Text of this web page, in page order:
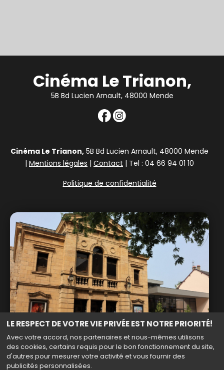
LE RESPECT DE VOTRE VIE PRIVÉE EST NOTRE PRIORITÉ!
Avec votre accord, nos partenaires et nous-mêmes utilisons
des cookies, certains requis pour le bon fonctionnement du site,
d'autres pour mesurer votre activité et vous fournir des
publicités personnalisées.
Cinéma Le Trianon,
5B Bd Lucien Arnault, 48000 Mende
Cinéma Le Trianon, 5B Bd Lucien Arnault, 48000 Mende
| Mentions légales | Contact | Tel : 04 66 94 01 10
Politique de confidentialité